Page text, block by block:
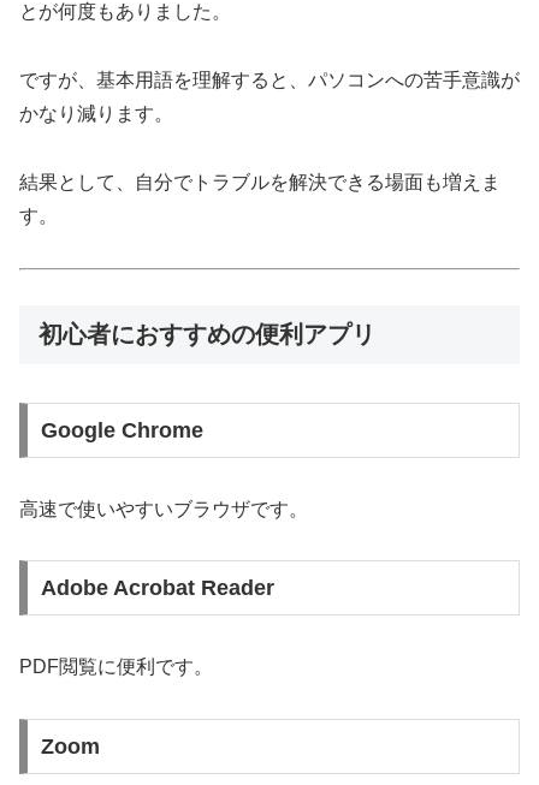
とが何度もありました。
ですが、基本用語を理解すると、パソコンへの苦手意識が
かなり減ります。
結果として、自分でトラブルを解決できる場面も増えま
す。
初心者におすすめの便利アプリ
Google Chrome
高速で使いやすいブラウザです。
Adobe Acrobat Reader
PDF閲覧に便利です。
Zoom